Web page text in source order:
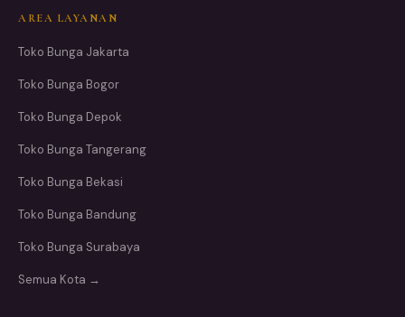
AREA LAYANAN
Toko Bunga Jakarta
Toko Bunga Bogor
Toko Bunga Depok
Toko Bunga Tangerang
Toko Bunga Bekasi
Toko Bunga Bandung
Toko Bunga Surabaya
Semua Kota →